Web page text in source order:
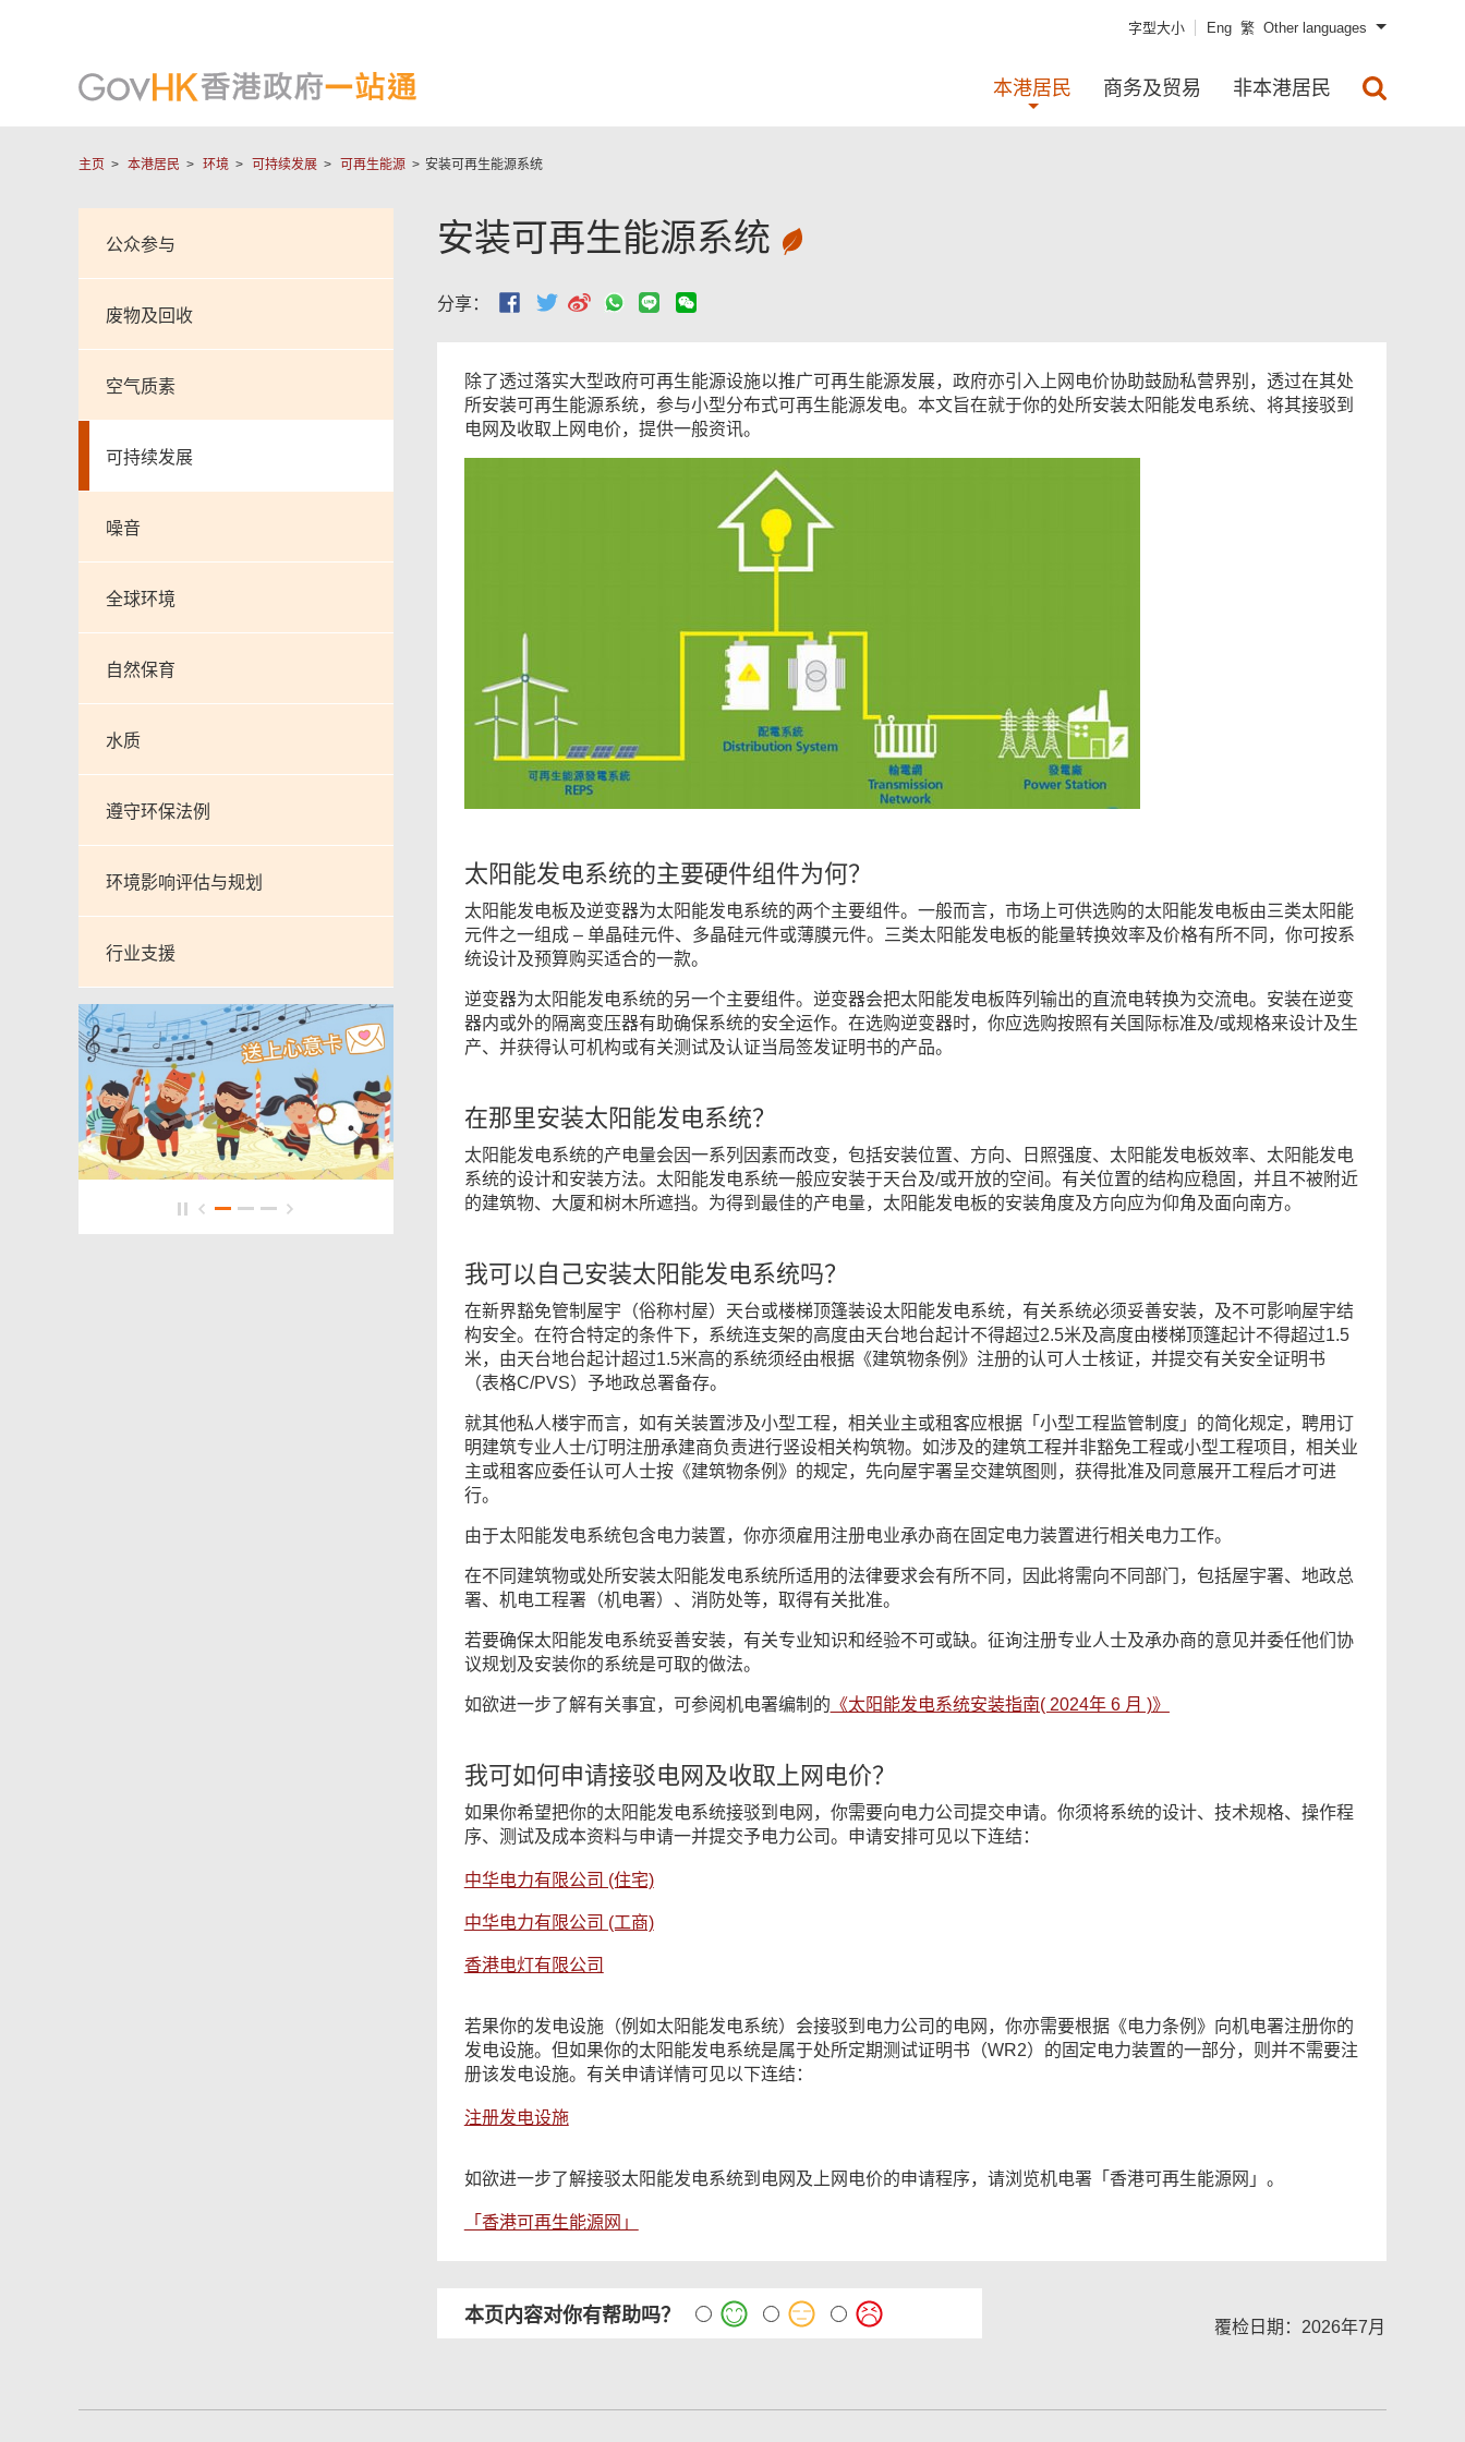
字型大小 Eng 繁 Other languages
本港居民 商务及贸易 非本港居民
主页 本港居民 环境 可持续发展 可再生能源 安装可再生能源系统
公众参与
废物及回收
空气质素
可持续发展
噪音
全球环境
自然保育
水质
遵守环保法例
环境影响评估与规划
行业支援
安装可再生能源系统
分享：
除了透过落实大型政府可再生能源设施以推广可再生能源发展，政府亦引入上网电价协助鼓励私营界别，透过在其处
所安装可再生能源系统，参与小型分布式可再生能源发电。本文旨在就于你的处所安装太阳能发电系统、将其接驳到
电网及收取上网电价，提供一般资讯。
太阳能发电系统的主要硬件组件为何？
太阳能发电板及逆变器为太阳能发电系统的两个主要组件。一般而言，市场上可供选购的太阳能发电板由三类太阳能
元件之一组成 – 单晶硅元件、多晶硅元件或薄膜元件。三类太阳能发电板的能量转换效率及价格有所不同，你可按系
统设计及预算购买适合的一款。
逆变器为太阳能发电系统的另一个主要组件。逆变器会把太阳能发电板阵列输出的直流电转换为交流电。安装在逆变
器内或外的隔离变压器有助确保系统的安全运作。在选购逆变器时，你应选购按照有关国际标准及/或规格来设计及生
产、并获得认可机构或有关测试及认证当局签发证明书的产品。
在那里安装太阳能发电系统？
太阳能发电系统的产电量会因一系列因素而改变，包括安装位置、方向、日照强度、太阳能发电板效率、太阳能发电
系统的设计和安装方法。太阳能发电系统一般应安装于天台及/或开放的空间。有关位置的结构应稳固，并且不被附近
的建筑物、大厦和树木所遮挡。为得到最佳的产电量，太阳能发电板的安装角度及方向应为仰角及面向南方。
我可以自己安装太阳能发电系统吗？
在新界豁免管制屋宇（俗称村屋）天台或楼梯顶篷装设太阳能发电系统，有关系统必须妥善安装，及不可影响屋宇结
构安全。在符合特定的条件下，系统连支架的高度由天台地台起计不得超过2.5米及高度由楼梯顶篷起计不得超过1.5
米，由天台地台起计超过1.5米高的系统须经由根据《建筑物条例》注册的认可人士核证，并提交有关安全证明书
（表格C/PVS）予地政总署备存。
就其他私人楼宇而言，如有关装置涉及小型工程，相关业主或租客应根据「小型工程监管制度」的简化规定，聘用订
明建筑专业人士/订明注册承建商负责进行竖设相关构筑物。如涉及的建筑工程并非豁免工程或小型工程项目，相关业
主或租客应委任认可人士按《建筑物条例》的规定，先向屋宇署呈交建筑图则，获得批准及同意展开工程后才可进
行。
由于太阳能发电系统包含电力装置，你亦须雇用注册电业承办商在固定电力装置进行相关电力工作。
在不同建筑物或处所安装太阳能发电系统所适用的法律要求会有所不同，因此将需向不同部门，包括屋宇署、地政总
署、机电工程署（机电署）、消防处等，取得有关批准。
若要确保太阳能发电系统妥善安装，有关专业知识和经验不可或缺。征询注册专业人士及承办商的意见并委任他们协
议规划及安装你的系统是可取的做法。
如欲进一步了解有关事宜，可参阅机电署编制的 《太阳能发电系统安装指南( 2024年 6 月 )》
我可如何申请接驳电网及收取上网电价？
如果你希望把你的太阳能发电系统接驳到电网，你需要向电力公司提交申请。你须将系统的设计、技术规格、操作程
序、测试及成本资料与申请一并提交予电力公司。申请安排可见以下连结：
中华电力有限公司 (住宅)
中华电力有限公司 (工商)
香港电灯有限公司
若果你的发电设施（例如太阳能发电系统）会接驳到电力公司的电网，你亦需要根据《电力条例》向机电署注册你的
发电设施。但如果你的太阳能发电系统是属于处所定期测试证明书（WR2）的固定电力装置的一部分，则并不需要注
册该发电设施。有关申请详情可见以下连结：
注册发电设施
如欲进一步了解接驳太阳能发电系统到电网及上网电价的申请程序，请浏览机电署「香港可再生能源网」。
「香港可再生能源网」
本页内容对你有帮助吗？
覆检日期：2026年7月